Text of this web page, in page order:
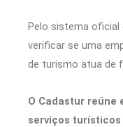
Pelo sistema oficial
verificar se uma
de turismo atua de
O Cadastur
serviços